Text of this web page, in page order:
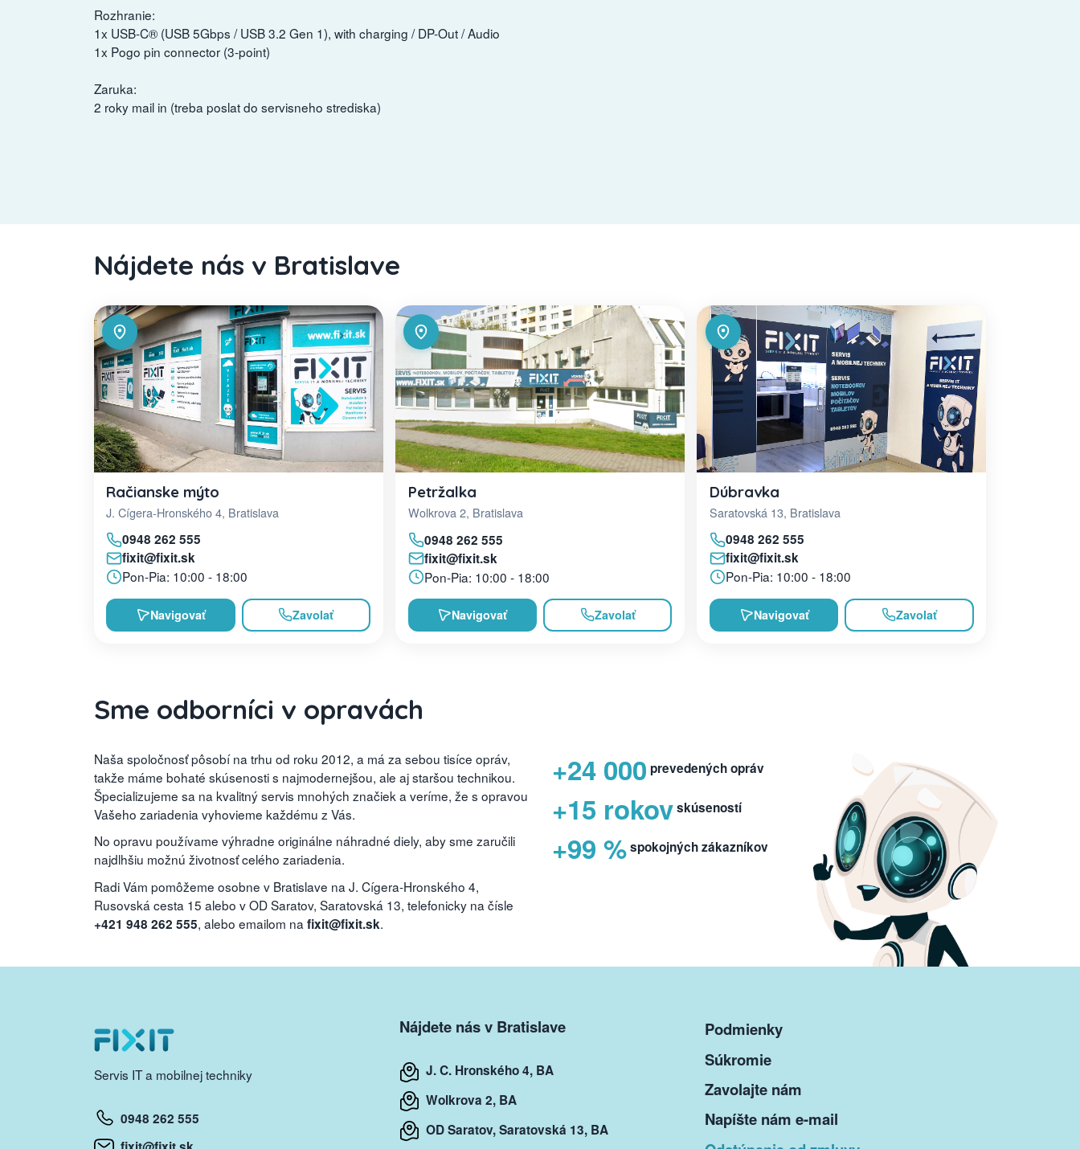
Rozhranie:
1x USB-C® (USB 5Gbps / USB 3.2 Gen 1), with charging / DP-Out / Audio
1x Pogo pin connector (3-point)
Zaruka:
2 roky mail in (treba poslat do servisneho strediska)
Nájdete nás v Bratislave
Račianske mýto
J. Cígera-Hronského 4, Bratislava
0948 262 555
fixit@fixit.sk
Pon-Pia: 10:00 - 18:00
Navigovať Zavolať
Petržalka
Wolkrova 2, Bratislava
0948 262 555
fixit@fixit.sk
Pon-Pia: 10:00 - 18:00
Navigovať Zavolať
Dúbravka
Saratovská 13, Bratislava
0948 262 555
fixit@fixit.sk
Pon-Pia: 10:00 - 18:00
Navigovať Zavolať
Sme odborníci v opravách
Naša spoločnosť pôsobí na trhu od roku 2012, a má za sebou tisíce opráv,
takže máme bohaté skúsenosti s najmodernejšou, ale aj staršou technikou.
Špecializujeme sa na kvalitný servis mnohých značiek a veríme, že s opravou
Vašeho zariadenia vyhovieme každému z Vás.
No opravu používame výhradne originálne náhradné diely, aby sme zaručili
najdlhšiu možnú životnosť celého zariadenia.
Radi Vám pomôžeme osobne v Bratislave na J. Cígera-Hronského 4,
Rusovská cesta 15 alebo v OD Saratov, Saratovská 13, telefonicky na čísle
+421 948 262 555, alebo emailom na fixit@fixit.sk.
+24 000 prevedených opráv
+15 rokovskúseností
+99 %spokojných zákazníkov
Servis IT a mobilnej techniky
0948 262 555
Nájdete nás v Bratislave
J. C. Hronského 4, BA
Wolkrova 2, BA
OD Saratov, Saratovská 13, BA
Podmienky
Súkromie
Zavolajte nám
Napíšte nám e-mail